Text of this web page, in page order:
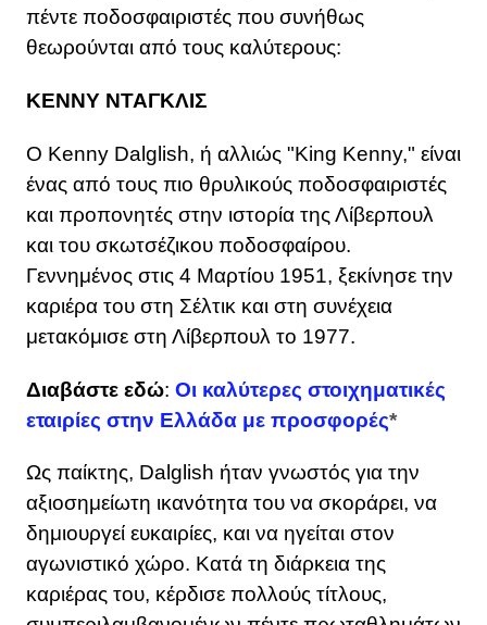
πέντε ποδοσφαιριστές που συνήθως
θεωρούνται από τους καλύτερους:
ΚΕΝΝΥ ΝΤΑΓΚΛΙΣ
Ο Kenny Dalglish, ή αλλιώς "King Kenny," είναι
ένας από τους πιο θρυλικούς ποδοσφαιριστές
και προπονητές στην ιστορία της Λίβερπουλ
και του σκωτσέζικου ποδοσφαίρου.
Γεννημένος στις 4 Μαρτίου 1951, ξεκίνησε την
καριέρα του στη Σέλτικ και στη συνέχεια
μετακόμισε στη Λίβερπουλ το 1977.
Διαβάστε εδώ: Οι καλύτερες στοιχηματικές
εταιρίες στην Ελλάδα με προσφορές*
Ως παίκτης, Dalglish ήταν γνωστός για την
αξιοσημείωτη ικανότητα του να σκοράρει, να
δημιουργεί ευκαιρίες, και να ηγείται στον
αγωνιστικό χώρο. Κατά τη διάρκεια της
καριέρας του, κέρδισε πολλούς τίτλους,